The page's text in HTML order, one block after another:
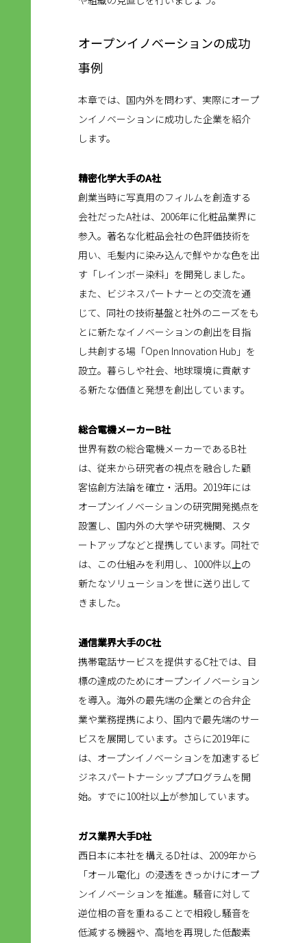
オープンイノベーションの成功
事例
本章では、国内外を問わず、実際にオープ
ンイノベーションに成功した企業を紹介
します。
精密化学大手のA社
創業当時に写真用のフィルムを創造する
会社だったA社は、2006年に化粧品業界に
参入。著名な化粧品会社の色評価技術を
用い、毛髪内に染み込んで鮮やかな色を出
す「レインボー染料」を開発しました。
また、ビジネスパートナーとの交流を通
じて、同社の技術基盤と社外のニーズをも
とに新たなイノベーションの創出を目指
し共創する場「Open Innovation Hub」を
設立。暮らしや社会、地球環境に貢献す
る新たな価値と発想を創出しています。
総合電機メーカーB社
世界有数の総合電機メーカーであるB社
は、従来から研究者の視点を融合した顧
客協創方法論を確立・活用。2019年には
オープンイノベーションの研究開発拠点を
設置し、国内外の大学や研究機関、スタ
ートアップなどと提携しています。同社で
は、この仕組みを利用し、1000件以上の
新たなソリューションを世に送り出して
きました。
通信業界大手のC社
携帯電話サービスを提供するC社では、目
標の達成のためにオープンイノベーション
を導入。海外の最先端の企業との合弁企
業や業務提携により、国内で最先端のサー
ビスを展開しています。さらに2019年に
は、オープンイノベーションを加速するビ
ジネスパートナーシッププログラムを開
始。すでに100社以上が参加しています。
ガス業界大手D社
西日本に本社を構えるD社は、2009年から
「オール電化」の浸透をきっかけにオープ
ンイノベーションを推進。騒音に対して
逆位相の音を重ねることで相殺し騒音を
低減する機器や、高地を再現した低酸素